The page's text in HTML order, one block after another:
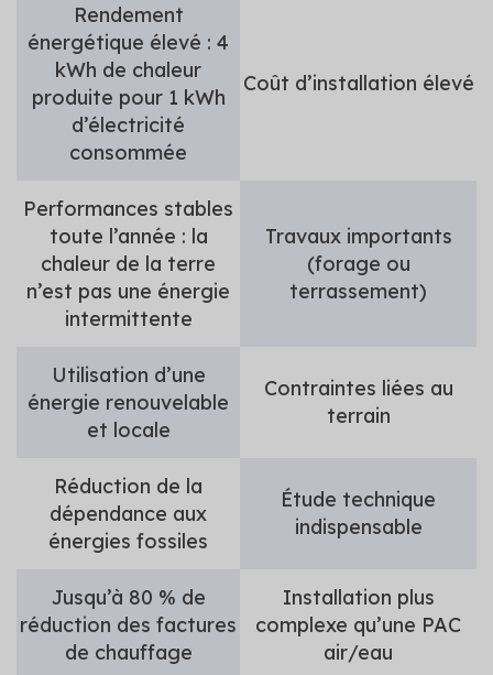
Rendement
énergétique élevé : 4
kWh de chaleur
produite pour 1 kWh
d’électricité
consommée
Coût d’installation élevé
Performances stables
toute l’année : la
chaleur de la terre
n’est pas une énergie
intermittente
Travaux importants
(forage ou
terrassement)
Utilisation d’une
énergie renouvelable
et locale
Contraintes liées au
terrain
Réduction de la
dépendance aux
énergies fossiles
Étude technique
indispensable
Jusqu’à 80 % de
réduction des factures
de chauffage
Installation plus
complexe qu’une PAC
air/eau